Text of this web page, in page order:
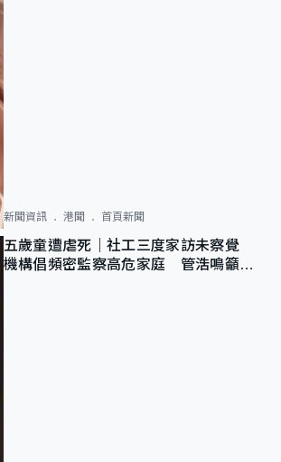
新聞資訊 港聞 首頁新聞
五歲童遭虐死｜社工三度家訪未察覺
機構倡頻密監察高危家庭 管浩鳴籲加